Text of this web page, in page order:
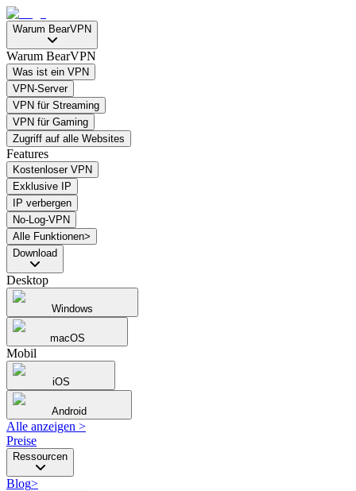
Warum BearVPN
Warum BearVPN
Was ist ein VPN
VPN-Server
VPN für Streaming
VPN für Gaming
Zugriff auf alle Websites
Features
Kostenloser VPN
Exklusive IP
IP verbergen
No-Log-VPN
Alle Funktionen>
Download
Desktop
Windows
macOS
Mobil
iOS
Android
Alle anzeigen >
Preise
Ressourcen
Blog>